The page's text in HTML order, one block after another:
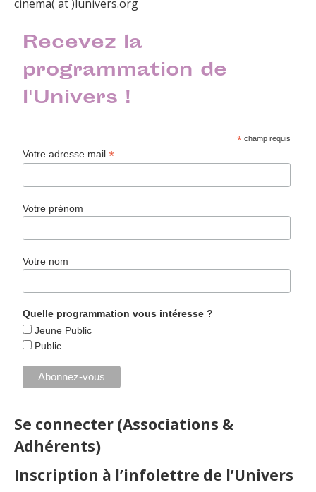
cinema( at )lunivers.org
Recevez la
programmation de
l'Univers !
* champ requis
Votre adresse mail*
Votre prénom
Votre nom
Quelle programmation vous intéresse ?
Jeune Public
Public
Se connecter (Associations &
Adhérents)
Inscription à l’infolettre de l’Univers